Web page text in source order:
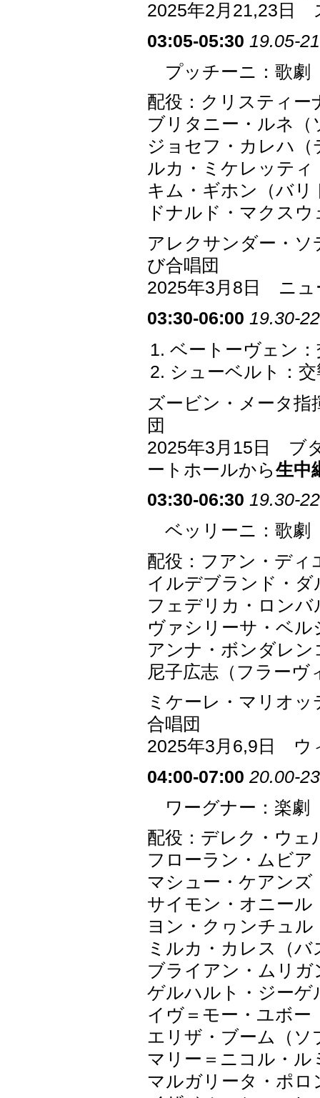
2025年2月21,23日
03:05-05:30 19.05-
プッチーニ：歌劇
配役：クリスティ
ブリタニー・ルネ
ジョセフ・カレハ
ルカ・ミケレッテ
キム・ギホン（バ
ドナルド・マクス
アレクサンダー・
び合唱団
2025年3月8日 ニュ
03:30-06:00 19.30-
ベートーヴェン
シューベルト：
ズービン・メータ
団
2025年3月15日 ブ
ートホールから生中
03:30-06:30 19.30-
ベッリーニ：歌劇
配役：フアン・ディ
イルデブランド・
フェデリカ・ロン
ヴァシリーサ・ベ
アンナ・ボンダレ
尼子広志（フラーヴ
ミケーレ・マリオ
合唱団
2025年3月6,9日 ウ
04:00-07:00 20.00-
ワーグナー：楽劇
配役：デレク・ウ
フローラン・ムビ
マシュー・ケアンズ
サイモン・オニール
ヨン・クヮンチュ
ミルカ・カレス（
ブライアン・ムリ
ゲルハルト・ジーゲ
イヴ＝モー・ユボ
エリザ・ブーム（
マリー＝ニコル・
マルガリータ・ポ